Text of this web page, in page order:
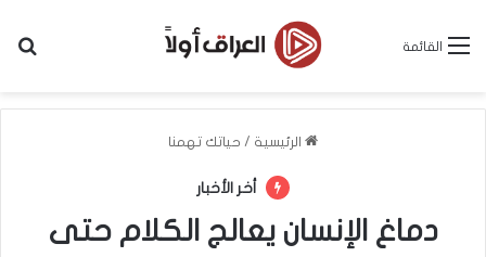
القائمة
الرئيسية / حياتك تهمنا
أخر الأخبار
دماغ الإنسان يعالج الكلام حتى